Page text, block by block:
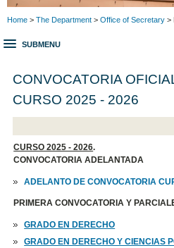
Home > The Department > Office of Secretary >
SUBMENU
CONVOCATORIA
CURSO 2025 - 2026
CURSO 2025 - 2026.
CONVOCATORIA ADELANTADA
ADELANTO DE CONVOCATORIA
PRIMERA CONVOCATORIA Y
GRADO EN DERECHO
GRADO EN DERECHO Y CIENCIAS